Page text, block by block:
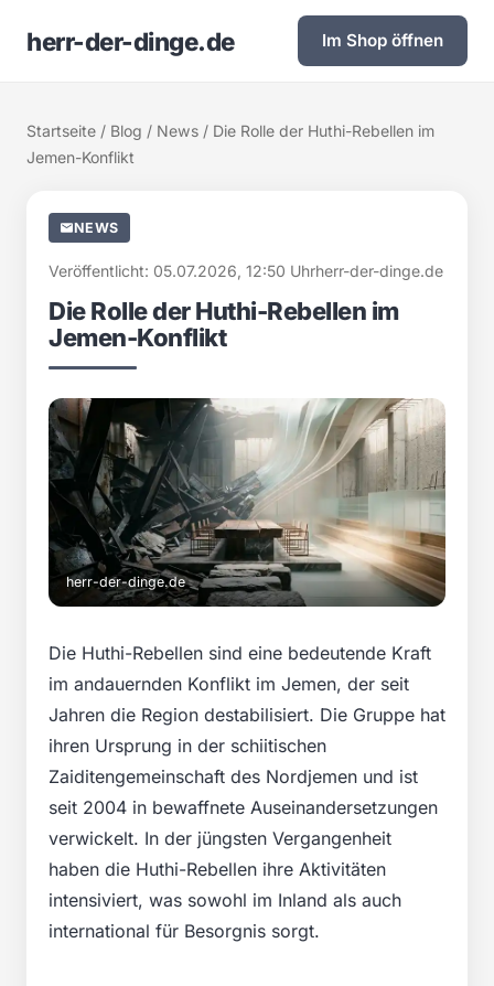
herr-der-dinge.de Im Shop öffnen
Startseite / Blog / News / Die Rolle der Huthi-Rebellen im
Jemen-Konflikt
NEWS
Veröffentlicht: 05.07.2026, 12:50 Uhrherr-der-dinge.de
Die Rolle der Huthi-Rebellen im
Jemen-Konflikt
herr-der-dinge.de
Die Huthi-Rebellen sind eine bedeutende Kraft
im andauernden Konflikt im Jemen, der seit
Jahren die Region destabilisiert. Die Gruppe hat
ihren Ursprung in der schiitischen
Zaiditengemeinschaft des Nordjemen und ist
seit 2004 in bewaffnete Auseinandersetzungen
verwickelt. In der jüngsten Vergangenheit
haben die Huthi-Rebellen ihre Aktivitäten
intensiviert, was sowohl im Inland als auch
international für Besorgnis sorgt.